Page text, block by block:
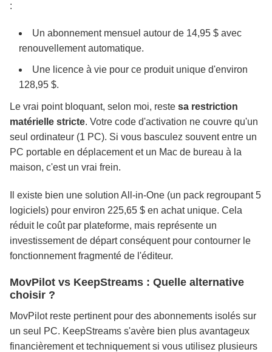
:
Un abonnement mensuel autour de 14,95 $ avec
renouvellement automatique.
Une licence à vie pour ce produit unique d'environ
128,95 $.
Le vrai point bloquant, selon moi, reste sa restriction
matérielle stricte. Votre code d'activation ne couvre qu'un
seul ordinateur (1 PC). Si vous basculez souvent entre un
PC portable en déplacement et un Mac de bureau à la
maison, c'est un vrai frein.
Il existe bien une solution All-in-One (un pack regroupant 5
logiciels) pour environ 225,65 $ en achat unique. Cela
réduit le coût par plateforme, mais représente un
investissement de départ conséquent pour contourner le
fonctionnement fragmenté de l'éditeur.
MovPilot vs KeepStreams : Quelle alternative
choisir ?
MovPilot reste pertinent pour des abonnements isolés sur
un seul PC. KeepStreams s'avère bien plus avantageux
financièrement et techniquement si vous utilisez plusieurs